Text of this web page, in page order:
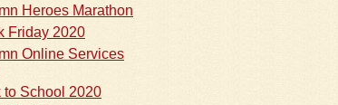
Heroes Marathon
Friday 2020
Online Services
to School 2020